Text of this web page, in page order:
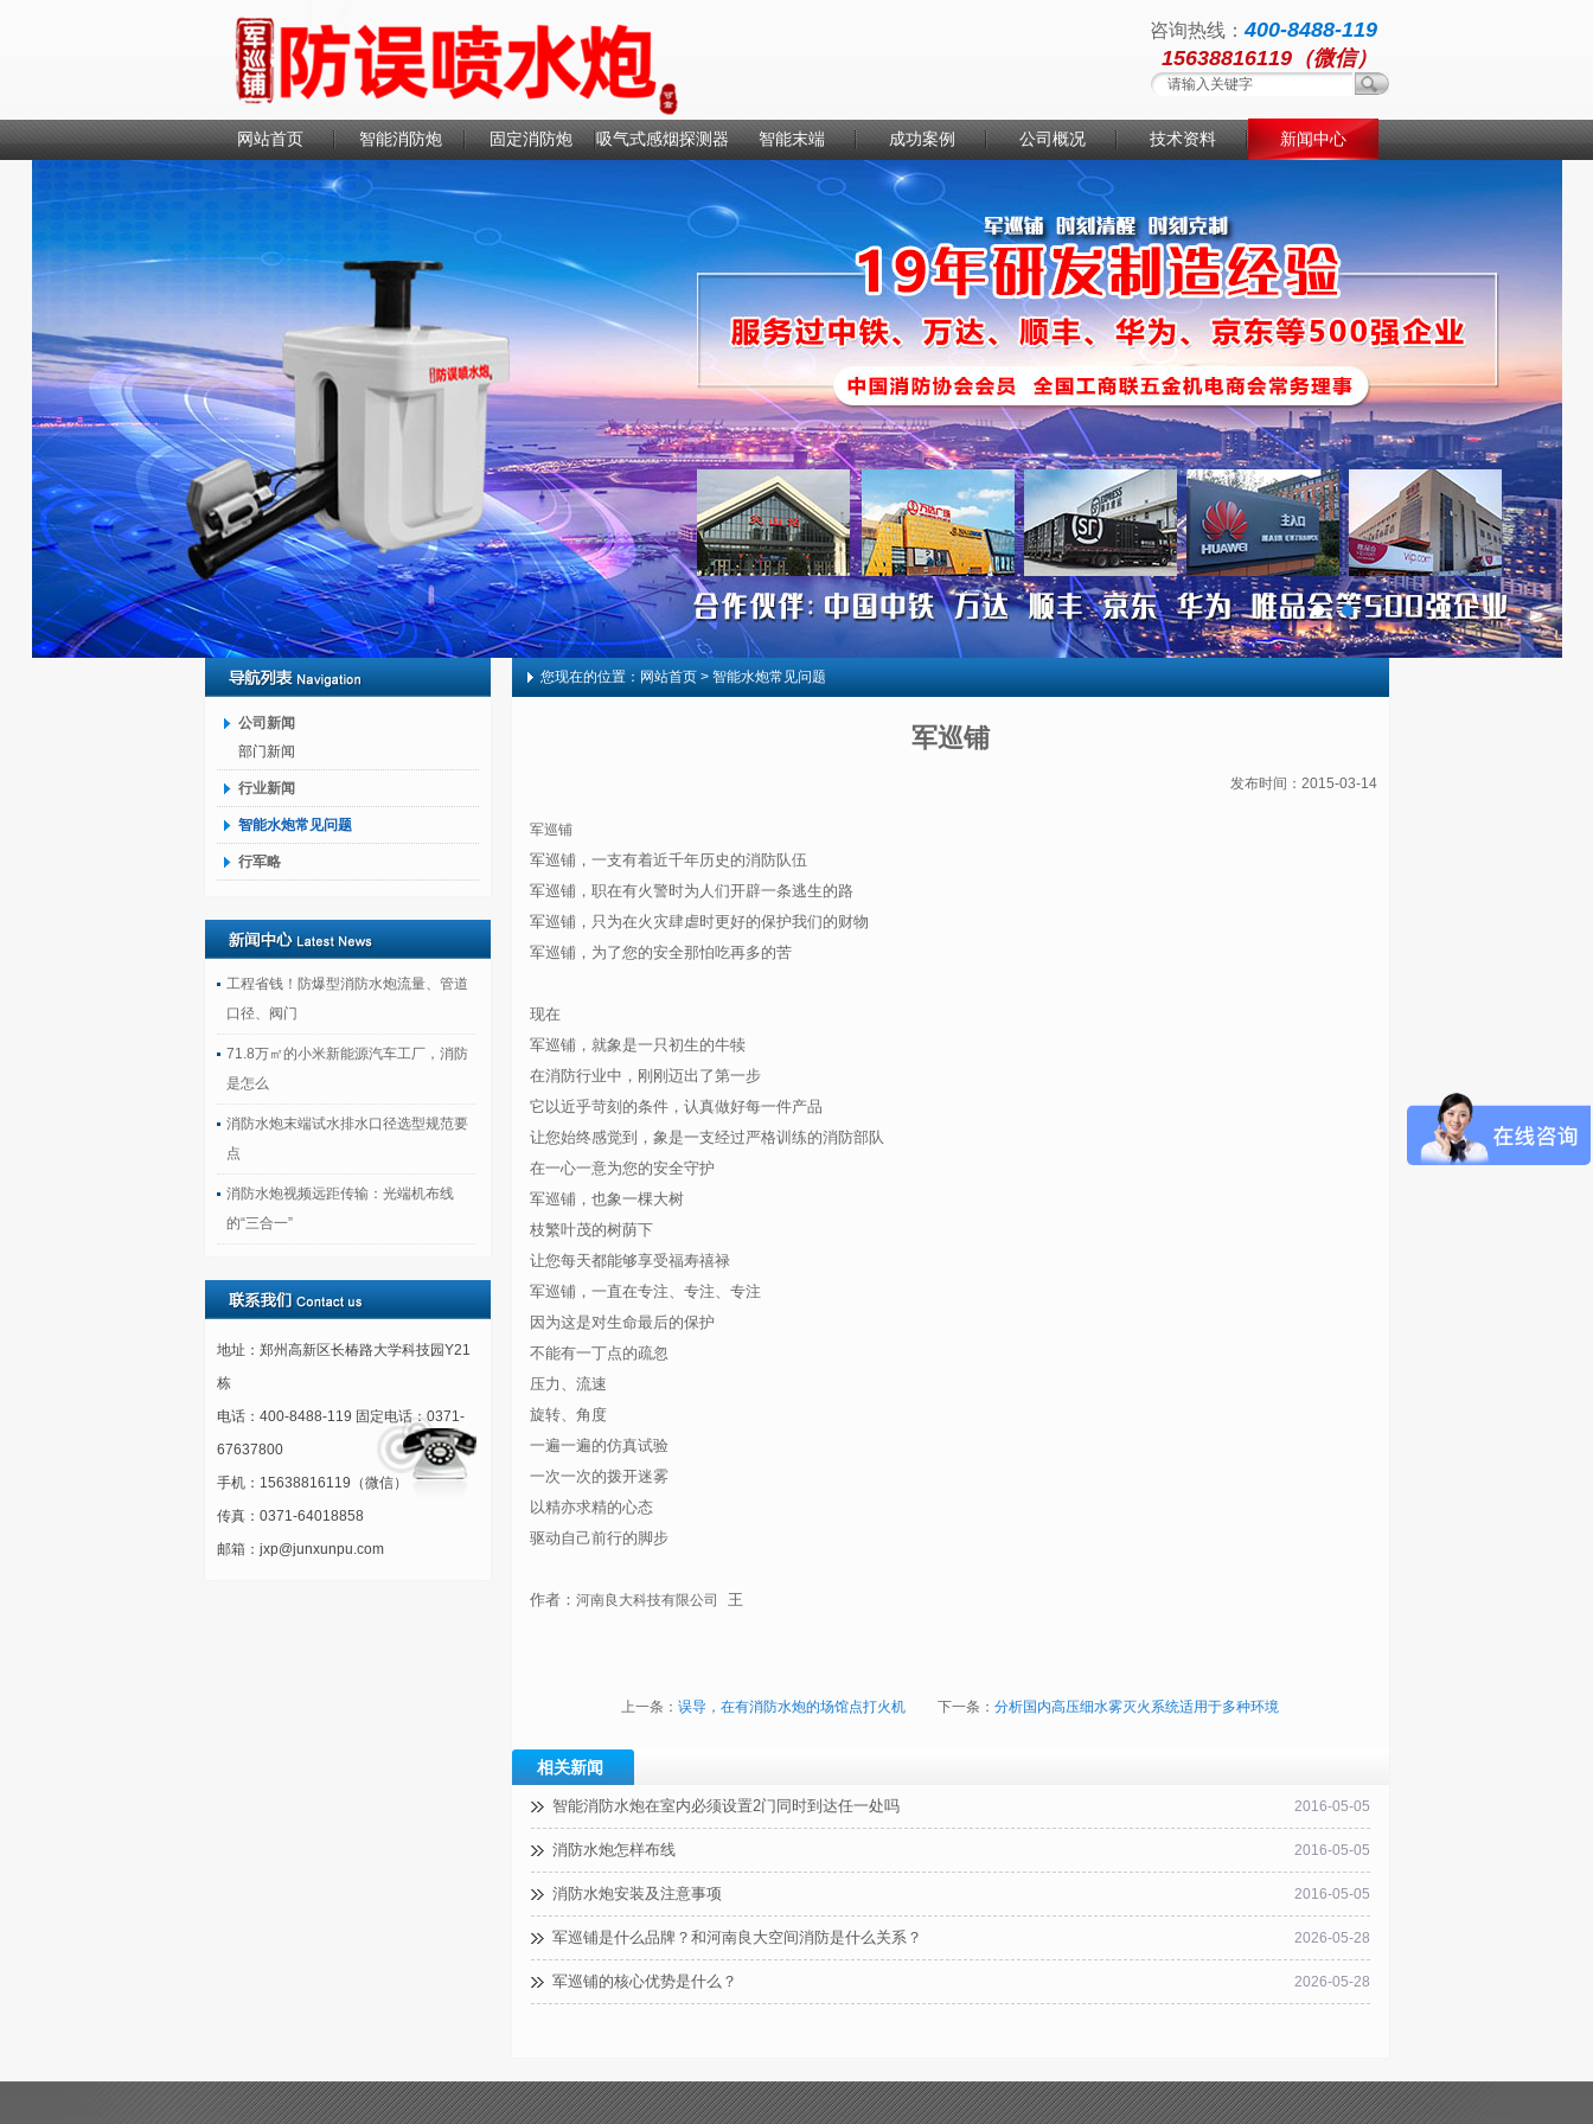
咨询热线：400-8488-119
15638816119（微信）
网站首页 智能消防炮 固定消防炮 吸气式感烟探测器 智能末端 成功案例 公司概况 技术资料 新闻中心
联系我们
公司新闻
部门新闻
行业新闻
智能水炮常见问题
行军略
工程省钱！防爆型消防水炮流量、管道
口径、阀门
71.8万㎡的小米新能源汽车工厂，消防
是怎么
消防水炮末端试水排水口径选型规范要
点
消防水炮视频远距传输：光端机布线
的“三合一”
地址：郑州高新区长椿路大学科技园Y21
栋
电话：400-8488-119 固定电话：0371-
67637800
手机：15638816119（微信）
传真：0371-64018858
邮箱：jxp@junxunpu.com
您现在的位置： 网站首页> 智能水炮常见问题
军巡铺
发布时间：2015-03-14
军巡铺
军巡铺，一支有着近千年历史的消防队伍
军巡铺，职在有火警时为人们开辟一条逃生的路
军巡铺，只为在火灾肆虐时更好的保护我们的财物
军巡铺，为了您的安全那怕吃再多的苦
现在
军巡铺，就象是一只初生的牛犊
在消防行业中，刚刚迈出了第一步
它以近乎苛刻的条件，认真做好每一件产品
让您始终感觉到，象是一支经过严格训练的消防部队
在一心一意为您的安全守护
军巡铺，也象一棵大树
枝繁叶茂的树荫下
让您每天都能够享受福寿禧禄
军巡铺，一直在专注、专注、专注
因为这是对生命最后的保护
不能有一丁点的疏忽
压力、流速
旋转、角度
一遍一遍的仿真试验
一次一次的拨开迷雾
以精亦求精的心态
驱动自己前行的脚步
作者： 河南良大科技有限公司 王
上一条： 误导，在有消防水炮的场馆点打火机 下一条： 分析国内高压细水雾灭火系统适用于多种环境
相关新闻
2016-05-05
智能消防水炮在室内必须设置2门同时到达任一处吗
2016-05-05
消防水炮怎样布线
2016-05-05
消防水炮安装及注意事项
2026-05-28
军巡铺是什么品牌？和河南良大空间消防是什么关系？
2026-05-28
军巡铺的核心优势是什么？